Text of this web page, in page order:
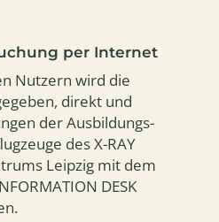
per Internet
Nutzern wird die
direkt und
der Ausbildungs-
des X-RAY
Leipzig mit dem
DESK